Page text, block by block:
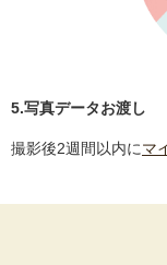
5.写真データお渡し
撮影後2週間以内にマ